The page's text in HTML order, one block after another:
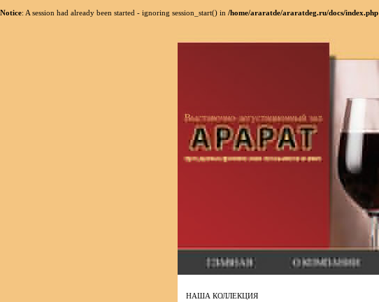
Notice: A session had already been started - ignoring session_start() in /home/araratde/araratdeg.ru/docs/index.php
НАША КОЛЛЕКЦИЯ